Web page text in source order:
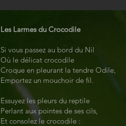
Les Larmes du Crocodile
Si vous passez au bord du Nil
Où le délicat crocodile
Croque en pleurant la tendre Odile,
Emportez un mouchoir de fil.
Essuyez les pleurs du reptile
Perlant aux pointes de ses cils,
Et consolez le crocodile :